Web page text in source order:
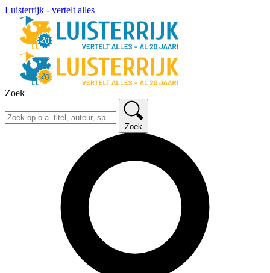
Luisterrijk - vertelt alles
Zoek
Zoek